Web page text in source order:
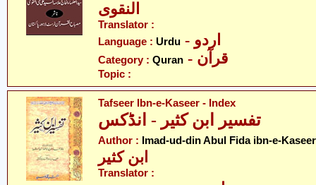
النقوی
Translator :
Language : Urdu - اردو
Category : Quran - قرآن
Topic :
Tafseer Ibn-e-Kaseer - Index
تفسیر ابن کثیر - انڈکس
Author : Imad-ud-din Abul Fida ibn-e-Kaseer
ابن کثیر
Translator :